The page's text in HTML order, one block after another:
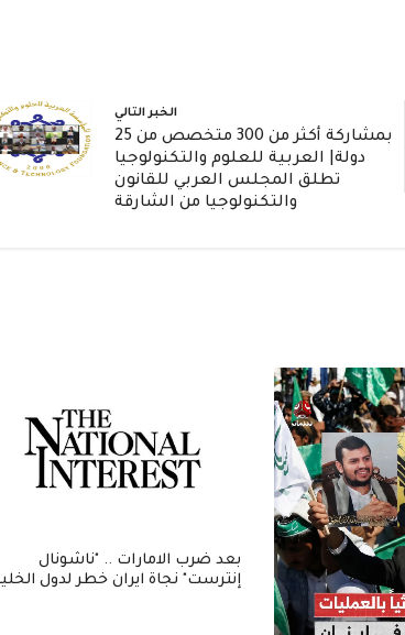
الخبر التالي
بمشاركة أكثر من 300 متخصص من 25
دولة| العربية للعلوم والتكنولوجيا
تطلق المجلس العربي للقانون
والتكنولوجيا من الشارقة
بعد ضرب الامارات .. "ناشونال
إنترست" نجاة ايران خطر لدول